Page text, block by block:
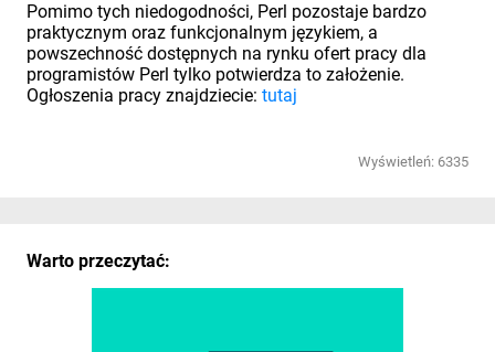
Pomimo tych niedogodności, Perl pozostaje bardzo
praktycznym oraz funkcjonalnym językiem, a
powszechność dostępnych na rynku ofert pracy dla
programistów Perl tylko potwierdza to założenie.
Ogłoszenia pracy znajdziecie: tutaj
Wyświetleń: 6335
Warto przeczytać: